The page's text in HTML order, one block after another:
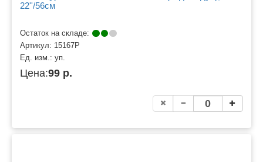
22''/56см
Остаток на складе:
Артикул: 15167P
Ед. изм.: уп.
Цена:99 р.